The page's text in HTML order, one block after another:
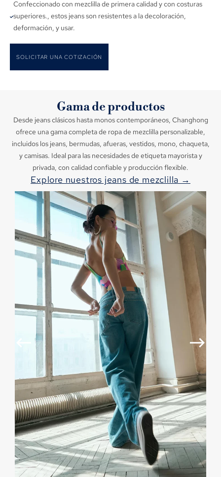
Confeccionado con mezclilla de primera calidad y con costuras
superiores., estos jeans son resistentes a la decoloración,
deformación, y usar.
SOLICITAR UNA COTIZACIÓN
Gama de productos
Desde jeans clásicos hasta monos contemporáneos, Changhong
ofrece una gama completa de ropa de mezclilla personalizable,
incluidos los jeans, bermudas, afueras, vestidos, mono, chaqueta,
y camisas. Ideal para las necesidades de etiqueta mayorista y
privada, con calidad confiable y producción flexible.
Explore nuestros jeans de mezclilla →